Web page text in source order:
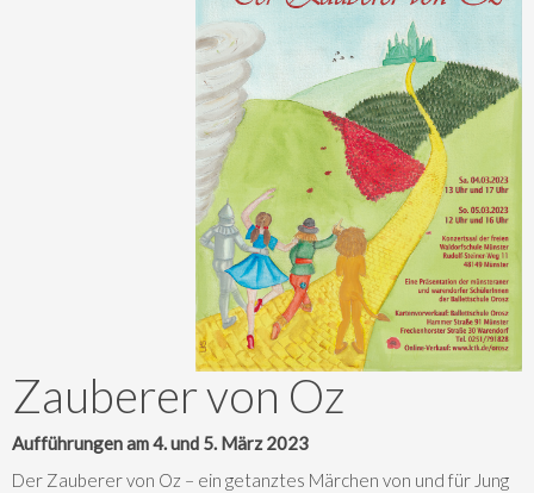
Zauberer von Oz
Aufführungen am 4. und 5. März 2023
Der Zauberer von Oz – ein getanztes Märchen von und für Jung